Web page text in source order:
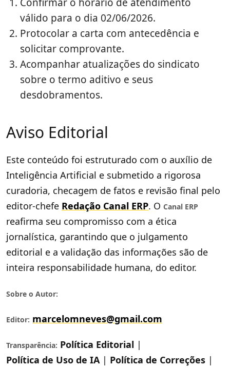
válido para o dia 02/06/2026.
Protocolar a carta com antecedência e
solicitar comprovante.
Acompanhar atualizações do sindicato
sobre o termo aditivo e seus
desdobramentos.
Aviso Editorial
Este conteúdo foi estruturado com o auxílio de
Inteligência Artificial e submetido a rigorosa
curadoria, checagem de fatos e revisão final pelo
editor-chefe Redação Canal ERP. O Canal ERP
reafirma seu compromisso com a ética
jornalística, garantindo que o julgamento
editorial e a validação das informações são de
inteira responsabilidade humana, do editor.
Sobre o Autor:
Editor: marcelomneves@gmail.com
Transparência: Política Editorial |
Política de Uso de IA| Política de Correções |